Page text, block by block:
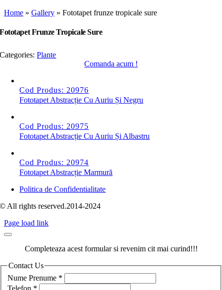
Home » Gallery » Fototapet frunze tropicale sure
Fototapet Frunze Tropicale Sure
Categories:Plante
Comanda acum !
Cod Produs: 20976
Fototapet Abstracție Cu Auriu Și Negru
Cod Produs: 20975
Fototapet Abstracție Cu Auriu Și Albastru
Cod Produs: 20974
Fototapet Abstracție Marmură
Politica de Confidentialitate
© All rights reserved.2014-2024
Page load link
Completeaza acest formular si revenim cit mai curind!!!
Contact Us
Nume Prenume *
Telefon *